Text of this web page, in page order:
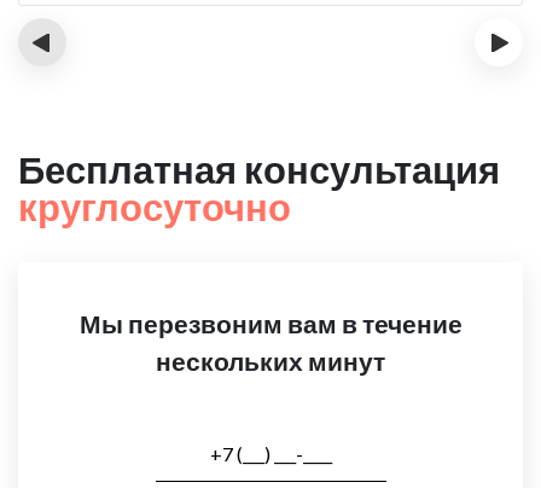
‹ ›
Бесплатная консультация
круглосуточно
Мы перезвоним вам в течение
нескольких минут